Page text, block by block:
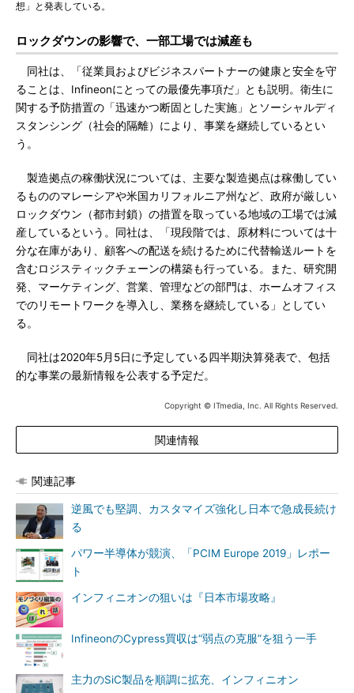
想」と発表している。
ロックダウンの影響で、一部工場では減産も
同社は、「従業員およびビジネスパートナーの健康と安全を守
ることは、Infineonにとっての最優先事項だ」とも説明。衛生に
関する予防措置の「迅速かつ断固とした実施」とソーシャルディ
スタンシング（社会的隔離）により、事業を継続しているとい
う。
製造拠点の稼働状況については、主要な製造拠点は稼働してい
るもののマレーシアや米国カリフォルニア州など、政府が厳しい
ロックダウン（都市封鎖）の措置を取っている地域の工場では減
産しているという。同社は、「現段階では、原材料については十
分な在庫があり、顧客への配送を続けるために代替輸送ルートを
含むロジスティックチェーンの構築も行っている。また、研究開
発、マーケティング、営業、管理などの部門は、ホームオフィス
でのリモートワークを導入し、業務を継続している」としてい
る。
同社は2020年5月5日に予定している四半期決算発表で、包括
的な事業の最新情報を公表する予定だ。
Copyright © ITmedia, Inc. All Rights Reserved.
関連情報
関連記事
逆風でも堅調、カスタマイズ強化し日本で急成長続け
る
パワー半導体が競演、「PCIM Europe 2019」レポー
ト
インフィニオンの狙いは『日本市場攻略』
InfineonのCypress買収は“弱点の克服”を狙う一手
主力のSiC製品を順調に拡充、インフィニオン